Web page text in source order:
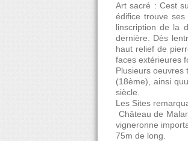
Art sacré : Cest
édifice trouve
linscription de
dernière. Dès
haut relief de
faces extérieures
Plusieurs oeuvres
(18ème), ainsi
siècle.
Les Sites
 Château de
vigneronne
75m de long.